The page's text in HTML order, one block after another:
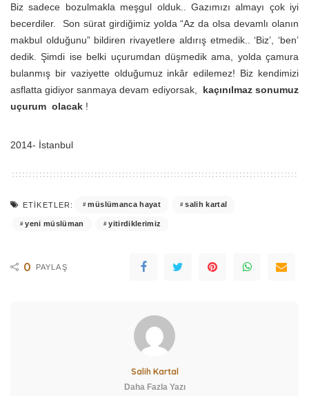
Biz sadece bozulmakla meşgul olduk.. Gazımızı almayı çok iyi
becerdiler. Son sürat girdiğimiz yolda “Az da olsa devamlı olanın
makbul olduğunu” bildiren rivayetlere aldırış etmedik.. ‘Biz’, ‘ben’
dedik. Şimdi ise belki uçurumdan düşmedik ama, yolda çamura
bulanmış bir vaziyette olduğumuz inkâr edilemez! Biz kendimizi
asflatta gidiyor sanmaya devam ediyorsak, kaçınılmaz sonumuz
uçurum olacak !
2014- İstanbul
ETIKETLER: müslümanca hayat salih kartal
yeni müslüman yitirdiklerimiz
0 PAYLAŞ
Salih Kartal
Daha Fazla Yazı